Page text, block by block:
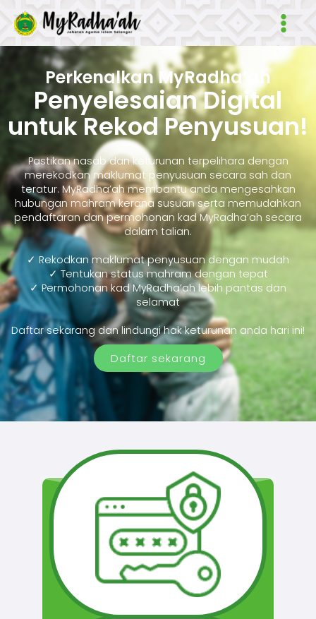
Main
Perkenalkan MyRadha’ah
Penyelesaian Digital
untuk Rekod Penyusuan!
Pastikan nasab dan keturunan terpelihara dengan
merekodkan maklumat penyusuan secara sah dan
teratur. MyRadha’ah membantu anda mengesahkan
hubungan mahram kerana susuan serta memudahkan
pendaftaran dan permohonan kad MyRadha’ah secara
dalam talian.
✓ Rekodkan maklumat penyusuan dengan mudah
✓ Tentukan status mahram dengan tepat
✓ Permohonan kad MyRadha’ah lebih pantas dan
selamat
Daftar sekarang dan lindungi hak keturunan anda hari ini!
Daftar sekarang